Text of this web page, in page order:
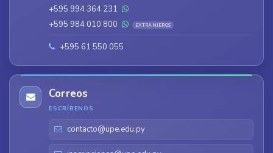
+595 994 364 231
+595 984 010 800
EXTRANJEROS
+595 61 550 055
Correos
ESCRÍBENOS
contacto@upe.edu.py